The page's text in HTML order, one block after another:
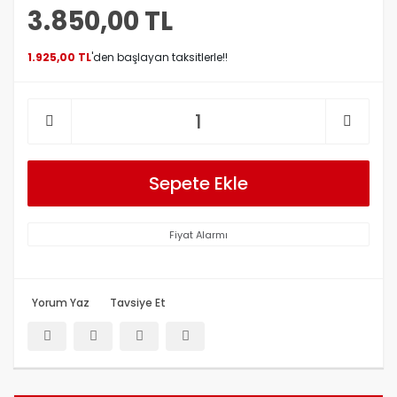
3.850,00 TL
1.925,00 TL'den başlayan taksitlerle!!
Sepete Ekle
Fiyat Alarmı
Yorum Yaz Tavsiye Et